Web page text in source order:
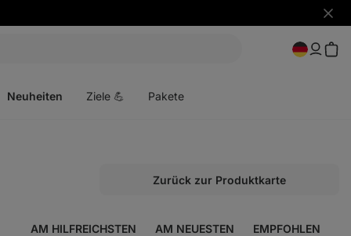
Neuheiten Ziele 💪 Pakete
Zurück zur Produktkarte
AM HILFREICHSTEN AM NEUESTEN EMPFOHLEN